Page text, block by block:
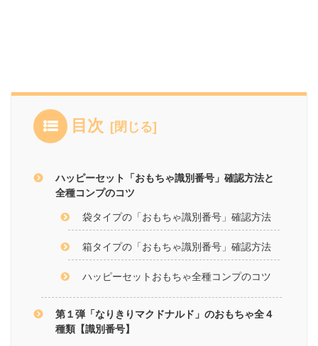
目次
ハッピーセット「おもちゃ識別番号」確認方法と
全種コンプのコツ
袋タイプの「おもちゃ識別番号」確認方法
箱タイプの「おもちゃ識別番号」確認方法
ハッピーセットおもちゃ全種コンプのコツ
第１弾「なりきりマクドナルド」のおもちゃ全４
種類【識別番号】